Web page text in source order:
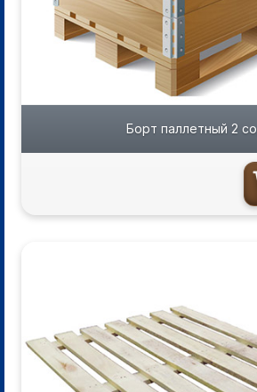
Борт паллетный 2